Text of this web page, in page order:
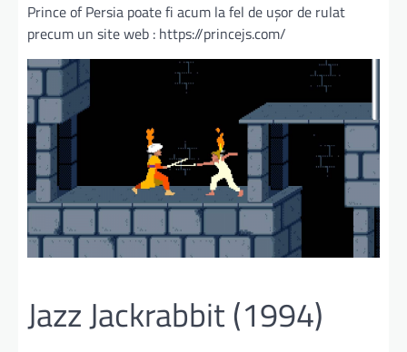
Prince of Persia poate fi acum la fel de ușor de rulat
precum un site web : https://princejs.com/
Jazz Jackrabbit (1994)